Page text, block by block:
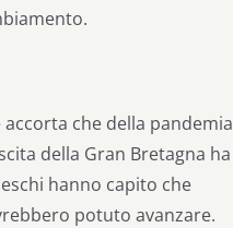
che della pandemia
della Gran Bretagna ha
hanno capito che
potuto avanzare.